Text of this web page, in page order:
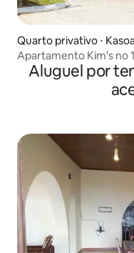
Quarto privativo ⋅
Apartamento Kim's no
completo
Aluguel por